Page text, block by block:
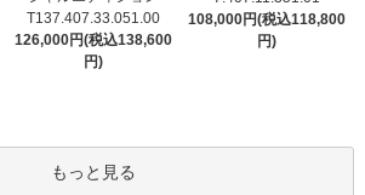
T137.407.33.051.00
126,000円(税込138,600
円)
108,000円(税込118,800
円)
もっと見る